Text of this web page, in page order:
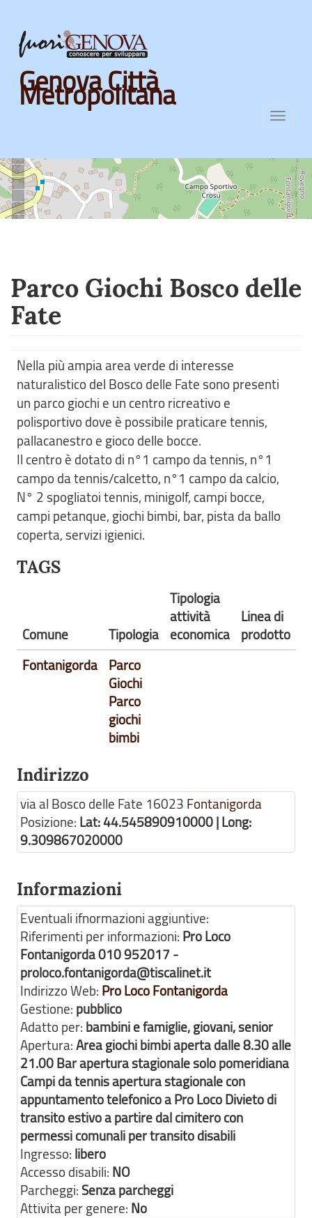
Skip
main
content
Genova Città
Metropolitana
Parco Giochi Bosco delle
Fate
Nella più ampia area verde di interesse
naturalistico del Bosco delle Fate sono presenti
un parco giochi e un centro ricreativo e
polisportivo dove è possibile praticare tennis,
pallacanestro e gioco delle bocce.
Il centro è dotato di n°1 campo da tennis, n°1
campo da tennis/calcetto, n°1 campo da calcio,
N° 2 spogliatoi tennis, minigolf, campi bocce,
campi petanque, giochi bimbi, bar, pista da ballo
coperta, servizi igienici.
TAGS
Comune Tipologia
Tipologia
attività
economica
Linea di
prodotto
Fontanigorda
Parco
Giochi
Parco
giochi
bimbi
Indirizzo
via al Bosco delle Fate 16023 Fontanigorda
Posizione: Lat: 44.545890910000 | Long:
9.309867020000
Informazioni
Eventuali ifnormazioni aggiuntive:
Riferimenti per informazioni: Pro Loco
Fontanigorda 010 952017 -
proloco.fontanigorda@tiscalinet.it
Indirizzo Web: Pro Loco Fontanigorda
Gestione: pubblico
Adatto per: bambini e famiglie, giovani, senior
Apertura:Area giochi bimbi aperta dalle 8.30 alle
21.00 Bar apertura stagionale solo pomeridiana
Campi da tennis apertura stagionale con
appuntamento telefonico a Pro Loco Divieto di
transito estivo a partire dal cimitero con
permessi comunali per transito disabili
Ingresso: libero
Accesso disabili: NO
Parcheggi: Senza parcheggi
Attivita per genere: No